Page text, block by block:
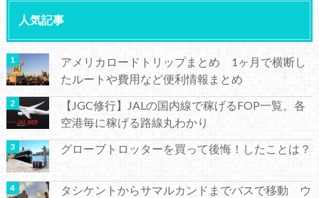
人気記事
アメリカロードトリップまとめ 1ヶ月で横断し
たルートや費用など便利情報まとめ
【JGC修行】JALの国内線で稼げるFOP一覧。各
空港毎に稼げる路線丸わかり
グローブトロッターを買って後悔！したことは？
タシケントからサマルカンドまでバスで移動 ウ